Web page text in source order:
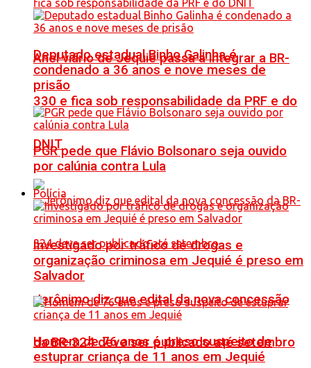
Anel viário de Jequié passa a integrar a BR-
330 e fica sob responsabilidade da PRF e do
DNIT
Jerônimo diz que edital da nova concessão
da BR-324 deve ser publicado até setembro
Deputado estadual Binho Galinha é
condenado a 36 anos e nove meses de
prisão
PGR pede que Flávio Bolsonaro seja ouvido
por calúnia contra Lula
Polícia
Investigado por tráfico de drogas e
organização criminosa em Jequié é preso em
Salvador
Homem de 76 anos é preso suspeito de
estuprar criança de 11 anos em Jequié